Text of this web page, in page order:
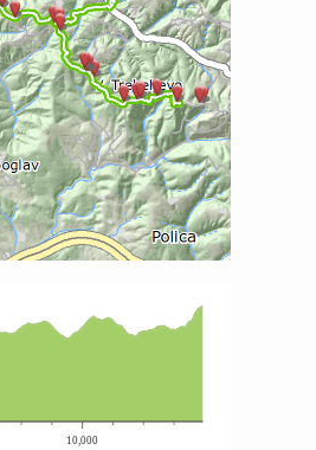
10,000